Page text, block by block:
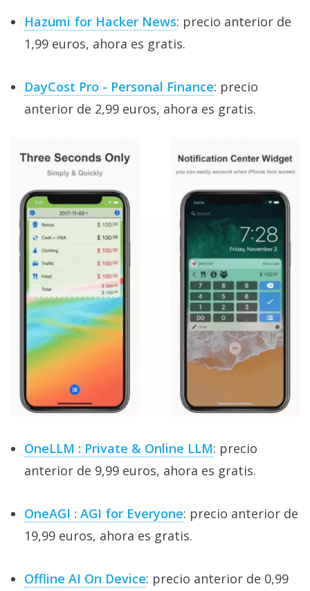
Hazumi for Hacker News: precio anterior de
1,99 euros, ahora es gratis.
DayCost Pro - Personal Finance: precio
anterior de 2,99 euros, ahora es gratis.
OneLLM : Private & Online LLM: precio
anterior de 9,99 euros, ahora es gratis.
OneAGI : AGI for Everyone: precio anterior de
19,99 euros, ahora es gratis.
Offline AI On Device: precio anterior de 0,99